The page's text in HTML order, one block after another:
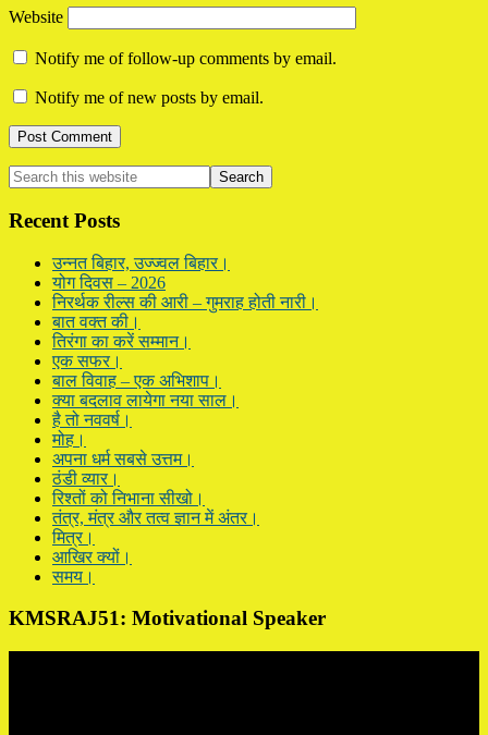
Website
Notify me of follow-up comments by email.
Notify me of new posts by email.
Primary
Sidebar
Search
this
website
Recent Posts
उन्नत बिहार, उज्ज्वल बिहार।
योग दिवस – 2026
निरर्थक रील्स की आरी – गुमराह होती नारी।
बात वक्त की।
तिरंगा का करें सम्मान।
एक सफर।
बाल विवाह – एक अभिशाप।
क्या बदलाव लायेगा नया साल।
है तो नववर्ष।
मोह।
अपना धर्म सबसे उत्तम।
ठंडी व्यार।
रिश्तों को निभाना सीखो।
तंत्र, मंत्र और तत्व ज्ञान में अंतर।
मित्र।
आखिर क्यों।
समय।
KMSRAJ51: Motivational Speaker